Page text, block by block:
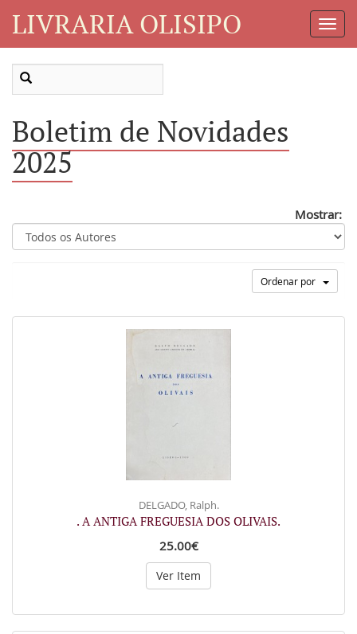
LIVRARIA OLISIPO
Boletim de Novidades
2025
Mostrar:
Ordenar por
DELGADO, Ralph.
. A ANTIGA FREGUESIA DOS OLIVAIS.
25.00€
Ver Item